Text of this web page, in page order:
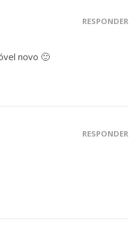
RESPONDER
novo 🙂
RESPONDER